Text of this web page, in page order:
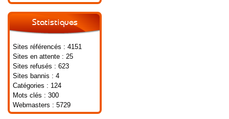
Statistiques
Sites référencés : 4151
Sites en attente : 25
Sites refusés : 623
Sites bannis : 4
Catégories : 124
Mots clés : 300
Webmasters : 5729